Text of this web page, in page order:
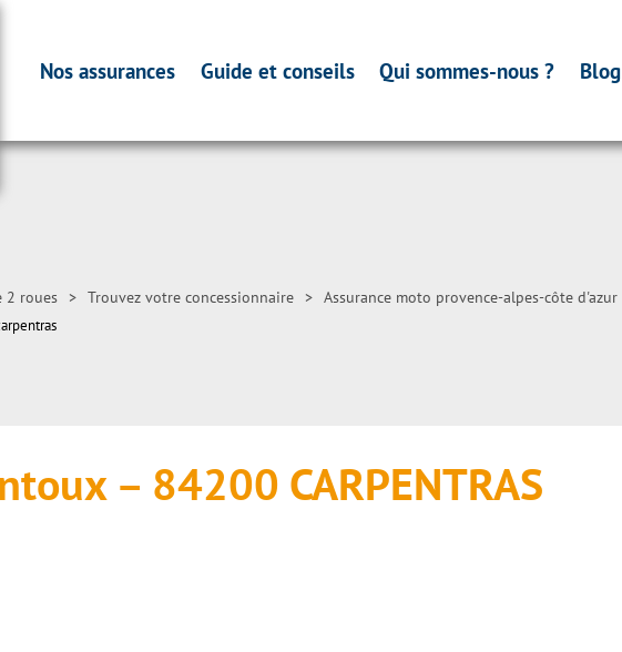
Nos assurances Guide et conseils Qui sommes-nous ? Blog
2 roues > Trouvez votre concessionnaire > Assurance moto provence-alpes-côte d'azur
– 84200 CARPENTRAS